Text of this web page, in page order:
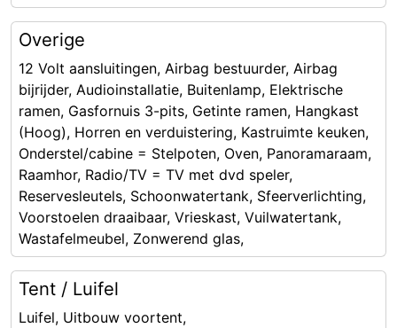
Overige
12 Volt aansluitingen, Airbag bestuurder, Airbag
bijrijder, Audioinstallatie, Buitenlamp, Elektrische
ramen, Gasfornuis 3-pits, Getinte ramen, Hangkast
(Hoog), Horren en verduistering, Kastruimte keuken,
Onderstel/cabine = Stelpoten, Oven, Panoramaraam,
Raamhor, Radio/TV = TV met dvd speler,
Reservesleutels, Schoonwatertank, Sfeerverlichting,
Voorstoelen draaibaar, Vrieskast, Vuilwatertank,
Wastafelmeubel, Zonwerend glas,
Tent / Luifel
Luifel, Uitbouw voortent,